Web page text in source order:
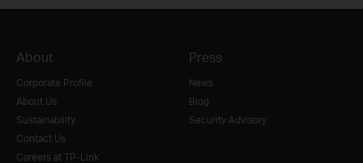
About
Corporate Profile
About Us
Sustainability
Contact Us
Careers at TP-Link
Press
News
Blog
Security Advisory